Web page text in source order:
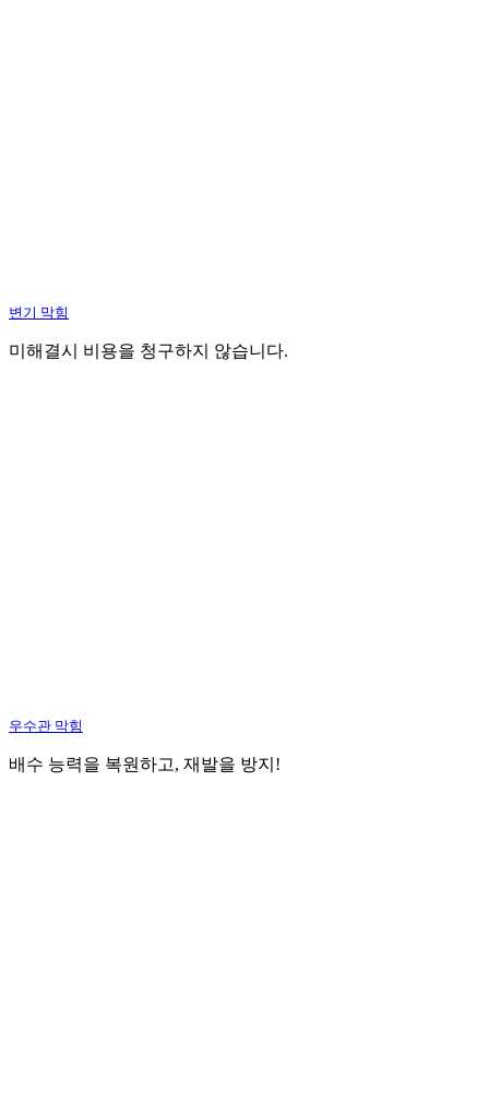
변기 막힘
미해결시 비용을 청구하지 않습니다.
우수관 막힘
배수 능력을 복원하고, 재발을 방지!